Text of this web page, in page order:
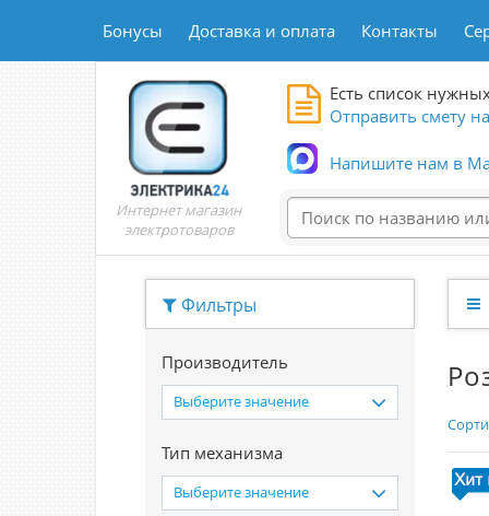
Бонусы Доставка и оплата Контакты
Интернет магазин
электротоваров
Есть список
Отправить смету
Напишите нам в
Фильтры
Производитель
Выберите значение
Тип механизма
Выберите значение